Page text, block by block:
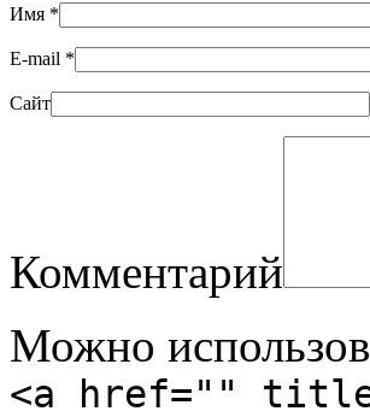
Имя *
E-mail *
Сайт
Комментарий
Можно
<a href=""